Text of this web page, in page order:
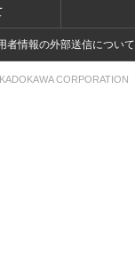
者情報の外部送信について
CORPORATION